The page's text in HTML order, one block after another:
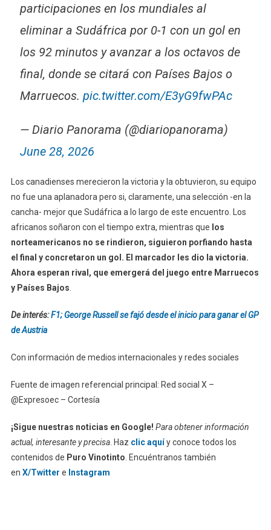
participaciones en los mundiales al
eliminar a Sudáfrica por 0-1 con un gol en
los 92 minutos y avanzar a los octavos de
final, donde se citará con Países Bajos o
Marruecos. pic.twitter.com/E3yG9fwPAc
— Diario Panorama (@diariopanorama)
June 28, 2026
Los canadienses merecieron la victoria y la obtuvieron, su equipo
no fue una aplanadora pero si, claramente, una selección -en la
cancha- mejor que Sudáfrica a lo largo de este encuentro. Los
africanos soñaron con el tiempo extra, mientras que los
norteamericanos no se rindieron, siguieron porfiando hasta
el final y concretaron un gol. El marcador les dio la victoria.
Ahora esperan rival, que emergerá del juego entre Marruecos
y Países Bajos
De interés:F1; George Russell se fajó desde el inicio para ganar el GP
de Austria
Con información de medios internacionales y redes sociales
Fuente de imagen referencial principal: Red social X –
@Expresoec – Cortesía
¡Sigue nuestras noticias en Google! Para obtener información
actual, interesante y precisa. Haz clic aquíy conoce todos los
contenidos de Puro Vinotinto . Encuéntranos también
en X/Twitter e Instagram